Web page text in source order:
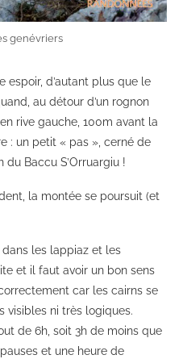
genévriers
espoir, d’autant plus que le
au détour d’un rognon
rive gauche, 100m avant la
: un petit « pas », cerné de
Baccu S’Orruargiu !
la montée se poursuit (et
dans les lappiaz et les
et il faut avoir un bon sens
car les cairns se
visibles ni très logiques.
de 6h, soit 3h de moins que
et une heure de